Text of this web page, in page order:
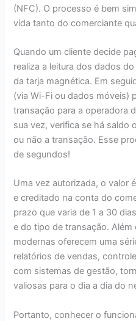
(NFC). O processo é bem
vida tanto do comerciante
Quando um cliente decide
realiza a leitura dos dados
da tarja magnética. Em
(via Wi-Fi ou dados móveis)
transação para a operadora
sua vez, verifica se há saldo
ou não a transação. Esse
de segundos!
Uma vez autorizada, o valor
e creditado na conta do
prazo que varia de 1 a 30
e do tipo de transação.
modernas oferecem uma
relatórios de vendas,
com sistemas de gestão,
valiosas para o dia a dia do
Portanto, conhecer o